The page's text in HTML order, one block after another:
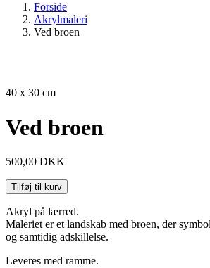
Forside
Akrylmaleri
Ved broen
40 x 30 cm
Ved broen
500,00 DKK
Tilføj til kurv
Akryl på lærred.
Maleriet er et landskab med broen, der
og samtidig adskillelse.
Leveres med ramme.